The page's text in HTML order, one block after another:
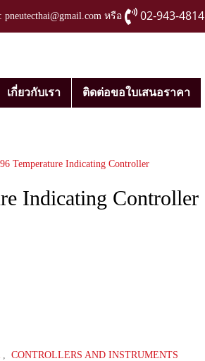
หรือ 02-943-4814
เกี่ยวกับเรา ติดต่อขอใบเสนอราคา
Temperature Indicating Controller
Indicating Controller
, CONTROLLERS AND INSTRUMENTS